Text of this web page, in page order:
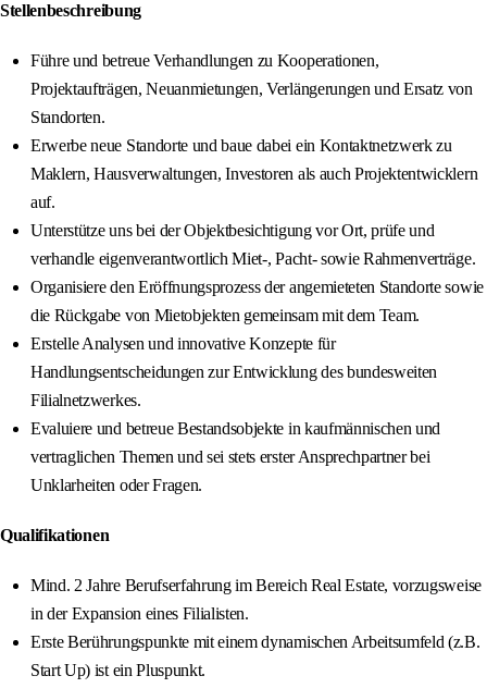
Stellenbeschreibung
Führe und betreue Verhandlungen zu Kooperationen,
Projektaufträgen, Neuanmietungen, Verlängerungen und Ersatz von
Standorten.
Erwerbe neue Standorte und baue dabei ein Kontaktnetzwerk zu
Maklern, Hausverwaltungen, Investoren als auch Projektentwicklern
auf.
Unterstütze uns bei der Objektbesichtigung vor Ort, prüfe und
verhandle eigenverantwortlich Miet-, Pacht- sowie Rahmenverträge.
Organisiere den Eröffnungsprozess der angemieteten Standorte sowie
die Rückgabe von Mietobjekten gemeinsam mit dem Team.
Erstelle Analysen und innovative Konzepte für
Handlungsentscheidungen zur Entwicklung des bundesweiten
Filialnetzwerkes.
Evaluiere und betreue Bestandsobjekte in kaufmännischen und
vertraglichen Themen und sei stets erster Ansprechpartner bei
Unklarheiten oder Fragen.
Qualifikationen
Mind. 2 Jahre Berufserfahrung im Bereich Real Estate, vorzugsweise
in der Expansion eines Filialisten.
Erste Berührungspunkte mit einem dynamischen Arbeitsumfeld (z.B.
Start Up) ist ein Pluspunkt.